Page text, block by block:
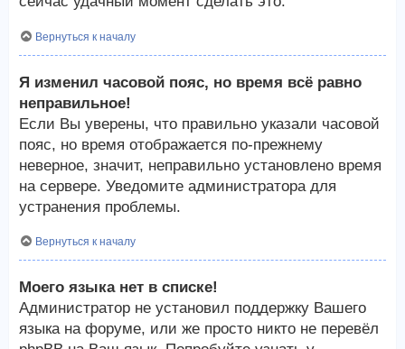
Вернуться к началу
Я изменил часовой пояс, но время всё равно
неправильное!
Если Вы уверены, что правильно указали часовой
пояс, но время отображается по-прежнему
неверное, значит, неправильно установлено время
на сервере. Уведомите администратора для
устранения проблемы.
Вернуться к началу
Моего языка нет в списке!
Администратор не установил поддержку Вашего
языка на форуме, или же просто никто не перевёл